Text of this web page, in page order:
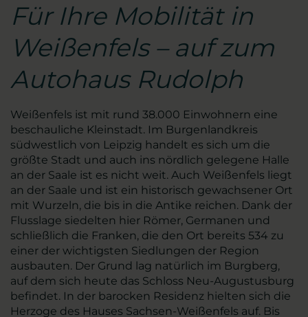
Für Ihre Mobilität in
Weißenfels – auf zum
Autohaus Rudolph
Weißenfels ist mit rund 38.000 Einwohnern eine
beschauliche Kleinstadt. Im Burgenlandkreis
südwestlich von Leipzig handelt es sich um die
größte Stadt und auch ins nördlich gelegene Halle
an der Saale ist es nicht weit. Auch Weißenfels liegt
an der Saale und ist ein historisch gewachsener Ort
mit Wurzeln, die bis in die Antike reichen. Dank der
Flusslage siedelten hier Römer, Germanen und
schließlich die Franken, die den Ort bereits 534 zu
einer der wichtigsten Siedlungen der Region
ausbauten. Der Grund lag natürlich im Burgberg,
auf dem sich heute das Schloss Neu-Augustusburg
befindet. In der barocken Residenz hielten sich die
Herzoge des Hauses Sachsen-Weißenfels auf. Bis